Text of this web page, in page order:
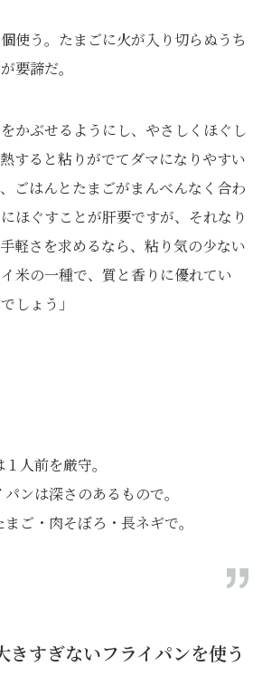
使う。たまごに火が入り切らぬうち
要諦だ。
をかぶせるようにし、やさしくほぐし
すると粘りがでてダマになりやすい
ごはんとたまごがまんべんなく合わ
ほぐすことが肝要ですが、それなり
軽さを求めるなら、粘り気の少ない
米の一種で、質と香りに優れてい
しょう」
人前を厳守。
パンは深さのあるもので。
まご・肉そぼろ・長ネギで。
きすぎないフライパンを使う